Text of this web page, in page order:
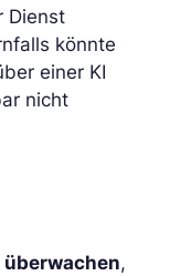
Dienst
könnte
einer KI
nicht
,